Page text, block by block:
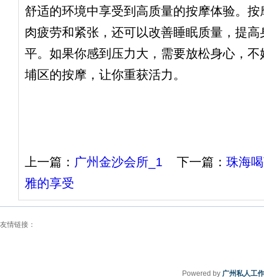
舒适的环境中享受到高质量的按摩体验。
肉疲劳和紧张，还可以改善睡眠质量，提
平。如果你感到压力大，需要放松身心，
埔区的按摩，让你重获活力。
上一篇： 广州金沙会所_1 下一篇： 珠海
雅的享受
友情链接：
Powered by 广州私人工